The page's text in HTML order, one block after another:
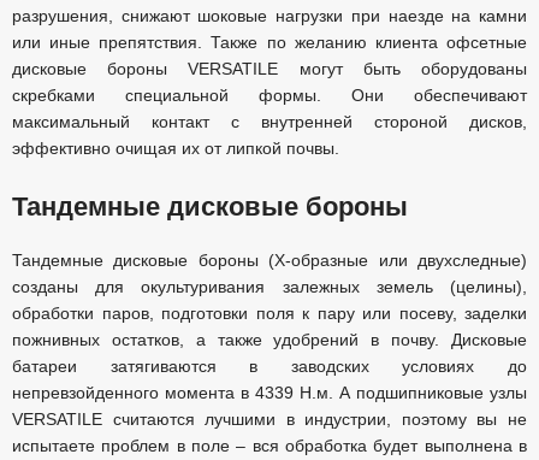
разрушения, снижают шоковые нагрузки при наезде на камни
или иные препятствия. Также по желанию клиента офсетные
дисковые бороны VERSATILE могут быть оборудованы
скребками специальной формы. Они обеспечивают
максимальный контакт с внутренней стороной дисков,
эффективно очищая их от липкой почвы.
Тандемные дисковые бороны
Тандемные дисковые бороны (Х-образные или двухследные)
созданы для окультуривания залежных земель (целины),
обработки паров, подготовки поля к пару или посеву, заделки
пожнивных остатков, а также удобрений в почву. Дисковые
батареи затягиваются в заводских условиях до
непревзойденного момента в 4339 Н.м. А подшипниковые узлы
VERSATILE считаются лучшими в индустрии, поэтому вы не
испытаете проблем в поле – вся обработка будет выполнена в